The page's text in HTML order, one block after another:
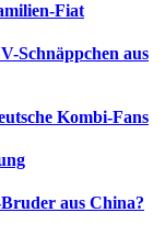
Fiat
Schnäppchen aus
Kombi-Fans
aus China?